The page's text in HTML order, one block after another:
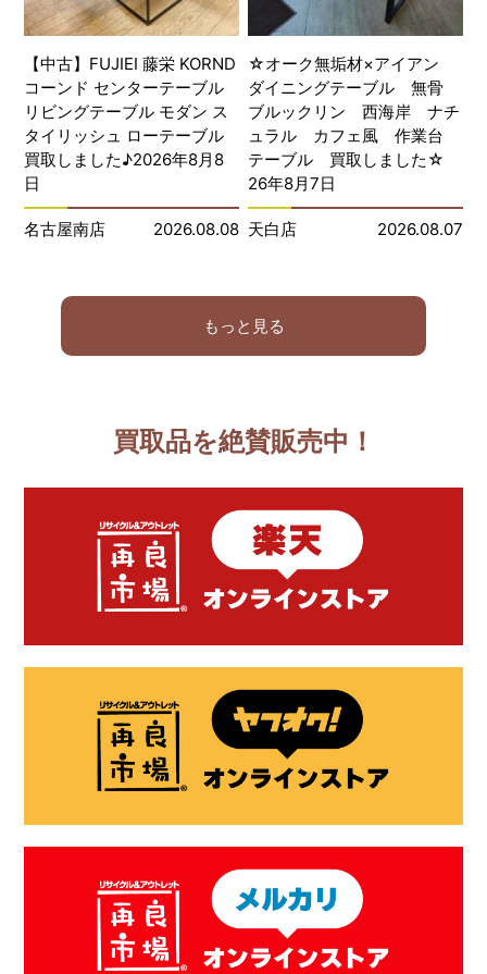
【中古】FUJIEI 藤栄 KORND
コーンド センターテーブル
リビングテーブル モダン ス
タイリッシュ ローテーブル
買取しました♪2026年8月8
日
名古屋南店 2026.08.08
☆オーク無垢材×アイアン
ダイニングテーブル 無骨
ブルックリン 西海岸 ナチ
ュラル カフェ風 作業台
テーブル 買取しました☆
26年8月7日
天白店 2026.08.07
もっと見る
買取品を絶賛販売中！